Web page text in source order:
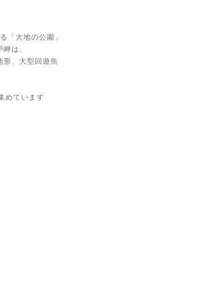
「大地の公園」
は、
形、大型回遊魚
めています